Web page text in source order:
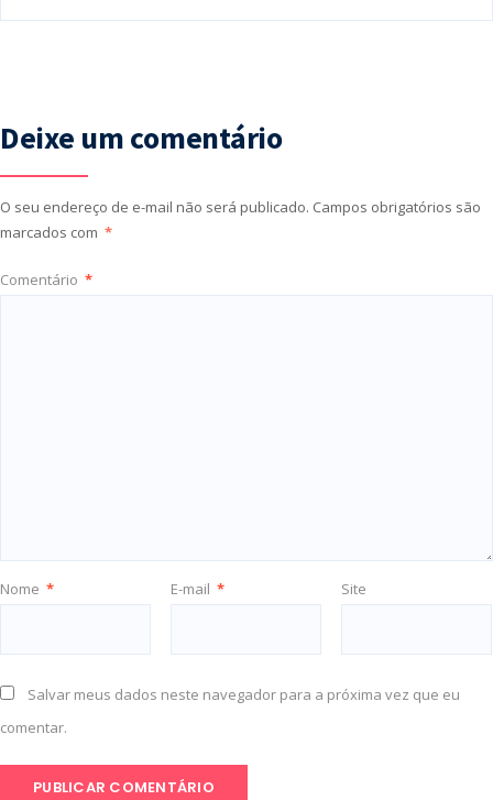
Deixe um comentário
O seu endereço de e-mail não será publicado. Campos obrigatórios são
marcados com *
Comentário *
Nome * E-mail * Site
Salvar meus dados neste navegador para a próxima vez que eu
comentar.